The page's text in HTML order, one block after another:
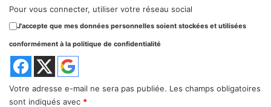
Pour vous connecter, utiliser votre réseau social
J'accepte que mes données personnelles soient stockées et utilisées
conformément à la politique de confidentialité
Votre adresse e-mail ne sera pas publiée. Les champs obligatoires
sont indiqués avec *